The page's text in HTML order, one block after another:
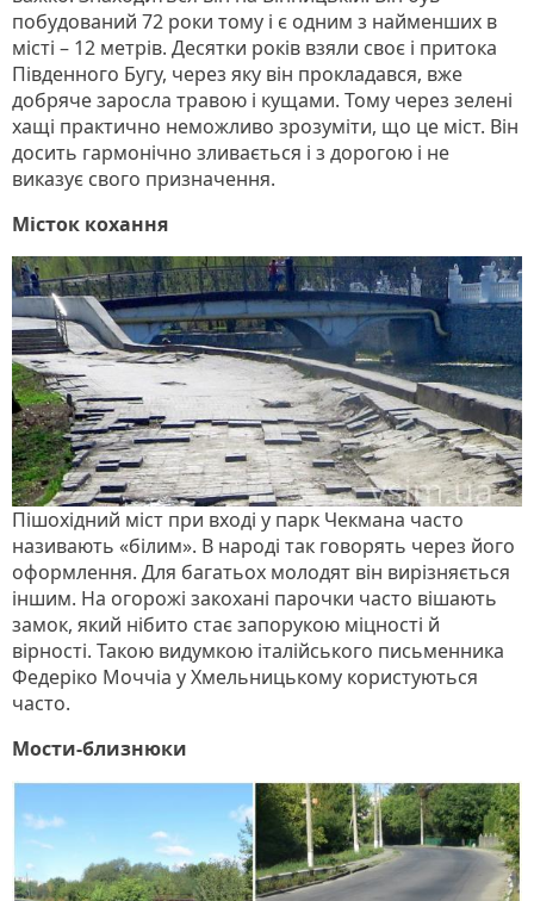
побудований 72 роки тому і є одним з найменших в
місті – 12 метрів. Десятки років взяли своє і притока
Південного Бугу, через яку він прокладався, вже
добряче заросла травою і кущами. Тому через зелені
хащі практично неможливо зрозуміти, що це міст. Він
досить гармонічно зливається і з дорогою і не
виказує свого призначення.
Місток кохання
Пішохідний міст при вході у парк Чекмана часто
називають «білим». В народі так говорять через його
оформлення. Для багатьох молодят він вирізняється
іншим. На огорожі закохані парочки часто вішають
замок, який нібито стає запорукою міцності й
вірності. Такою видумкою італійського письменника
Федеріко Моччіа у Хмельницькому користуються
часто.
Мости-близнюки